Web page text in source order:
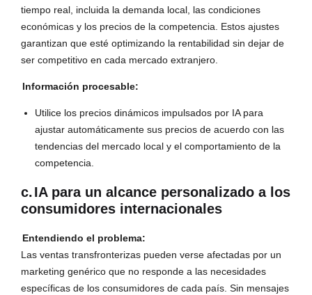
tiempo real, incluida la demanda local, las condiciones
económicas y los precios de la competencia. Estos ajustes
garantizan que esté optimizando la rentabilidad sin dejar de
ser competitivo en cada mercado extranjero.
Información procesable:
Utilice los precios dinámicos impulsados por IA para
ajustar automáticamente sus precios de acuerdo con las
tendencias del mercado local y el comportamiento de la
competencia.
c.IA para un alcance personalizado a los
consumidores internacionales
Entendiendo el problema:
Las ventas transfronterizas pueden verse afectadas por un
marketing genérico que no responde a las necesidades
específicas de los consumidores de cada país. Sin mensajes